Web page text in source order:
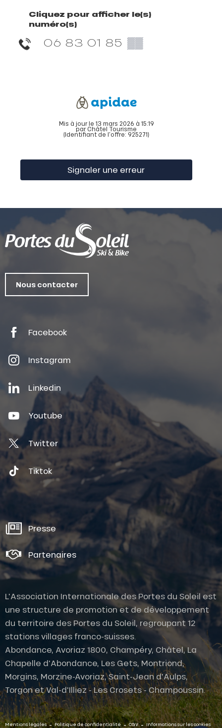
Description
Prestations
Ouvertures
Contacter
Cliquez pour afficher le(s)
numéro(s)
06 83 01 85 ▒▒
Mis à jour le 13 mars 2026 à 15:19
par Châtel Tourisme
(Identifiant de l'offre: 925271)
Signaler une erreur
Nous contacter
Facebook
Instagram
Linkedin
Youtube
Twitter
Tiktok
Presse
Partenaires
L'Association Internationale des Portes du Soleil est
une structure de promotion et de développement
du territoire des Portes du Soleil, regroupant 12
stations villages franco-suisses.
Abondance, Avoriaz 1800, Champéry, Châtel, La
Chapelle d'Abondance, Les Gets, Montriond,
Morgins, Morzine-Avoriaz, Saint-Jean d'Aulps,
Torgon et Val-d'Illiez - Les Crosets - Champoussin.
Mentions légales - Politique de confidentialité - CGV - Informations sur les cookies